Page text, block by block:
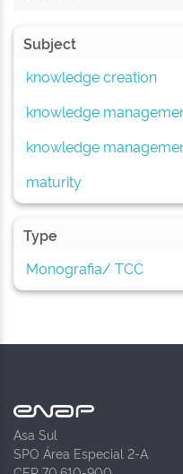
Subject
knowledge creation
knowledge
knowledge
maturity
Type
Monografia/ TCC
Asa Sul
SPO Área Especial 2-A